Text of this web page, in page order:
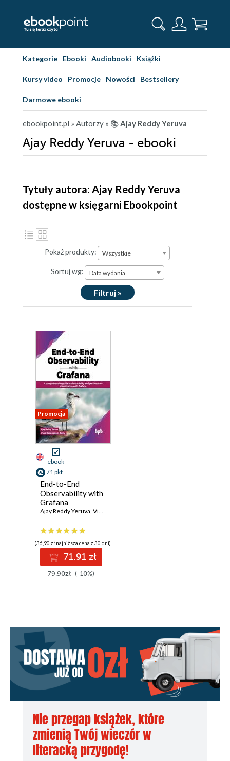
Kategorie Ebooki Audiobooki Książki
Kursy video Promocje Nowości Bestsellery
Darmowe ebooki
ebookpoint.pl » Autorzy » 📚Ajay Reddy Yeruva
Ajay Reddy Yeruva - ebooki
Tytuły autora: Ajay Reddy Yeruva
dostępne w księgarni Ebookpoint
Pokaż produkty: Wszystkie
Sortuj wg: Data wydania
Filtruj »
Promocja
ebook
71 pkt
End-to-End
Observability with
Grafana
Ajay Reddy Yeruva, Vivek Basavegowda Ramu
(36,90 zł najniższa cena z 30 dni)
71.91 zł
79.90zł (-10%)
Nie przegap książek, które
zmienią Twój wieczór w
literacką przygodę!